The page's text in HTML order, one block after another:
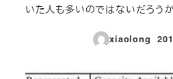
いた人も多いのではないだろう
xiaolong
投